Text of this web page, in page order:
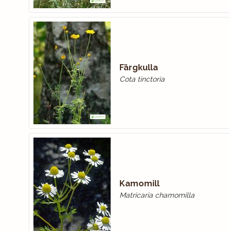
Färgkulla
Cota tinctoria
Kamomill
Matricaria chamomilla